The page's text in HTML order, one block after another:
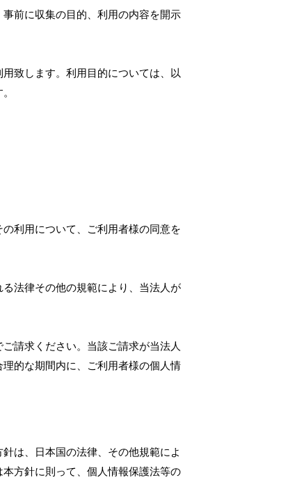
前に収集の目的、利用の内容を開示
致します。利用目的については、以
利用について、ご利用者様の同意を
法律その他の規範により、当法人が
請求ください。当該ご請求が当法人
的な期間内に、ご利用者様の個人情
は、日本国の法律、その他規範によ
方針に則って、個人情報保護法等の